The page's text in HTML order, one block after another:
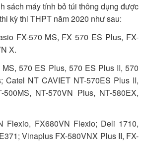
sách máy tính bỏ túi thông dụng được
kỳ thi THPT năm 2020 như sau:
FX-570 MS, FX 570 ES Plus, FX-
X.
570 ES Plus, 570 ES Plus II, 570
Catel NT CAVIET NT-570ES Plus II,
NT-570VN Plus, NT-580EX,
Flexio, FX680VN Flexio; Deli 1710,
Vinaplus FX-580VNX Plus II, FX-